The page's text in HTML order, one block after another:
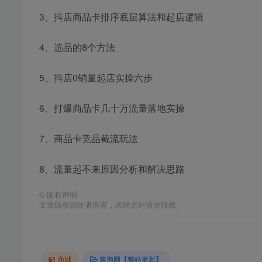
3、抖店商品卡排序底层算法和起店逻辑
4、选品的8个方法
5、抖店0销量起店实操六步
6、打爆商品卡几十万流量落地实操
7、商品卡竞品截流玩法
8、流量起不来原因分析和解决思路
© 版权声明
文章版权归作者所有，未经允许请勿转载。
商城 冒泡网【整站更新】